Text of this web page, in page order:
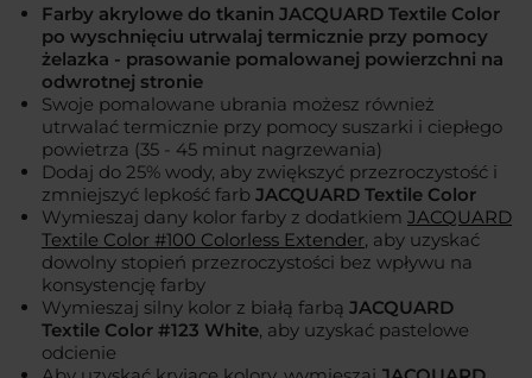
Farby akrylowe do tkanin JACQUARD Textile Color
po wyschnięciu utrwalaj termicznie przy pomocy
żelazka - prasowanie pomalowanej powierzchni na
odwrotnej stronie
Swoje pomalowane ubrania możesz również
utrwalać termicznie przy pomocy suszarki i ciepłego
powietrza (35 - 45 minut nagrzewania)
Dodaj do 25% wody, aby zwiększyć przezroczystość i
zmniejszyć lepkość farb JACQUARD Textile Color
Wymieszaj dany kolor farby z dodatkiem JACQUARD
Textile Color #100 Colorless Extender, aby uzyskać
dowolny stopień przezroczystości bez wpływu na
konsystencję farby
Wymieszaj silny kolor z białą farbą JACQUARD
Textile Color #123 White, aby uzyskać pastelowe
odcienie